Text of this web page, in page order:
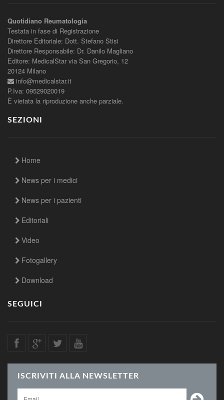
Quotidiano Reumatologia
Testata in fase di Registrazione
Direttore Editoriale: Dott. Stefano Stisi
Direttore Responsabile: Dr. Danilo Magliano
Editore: MedicalStar via San Gregorio, 12
20124 Milano
info@medicalstar.it
P.Iva: 09529020019
È vietata la riproduzione anche parziale.
SEZIONI
Home
News per i medici
News per i pazienti
Editoriali
Video
Fotogallery
Download
SEGUICI
ISCRIVITI ALLA NEWSLETTER